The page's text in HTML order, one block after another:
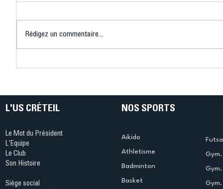
Ping ? Quand le tennis de
termine
Rédigez un commentaire...
L'US CRÉTEIL
Le Mot du Président
L'Equipe
Le Club
Son Histoire
Siège social
NOS SPORTS
Aikido
Athletisme
Badminton
Basket